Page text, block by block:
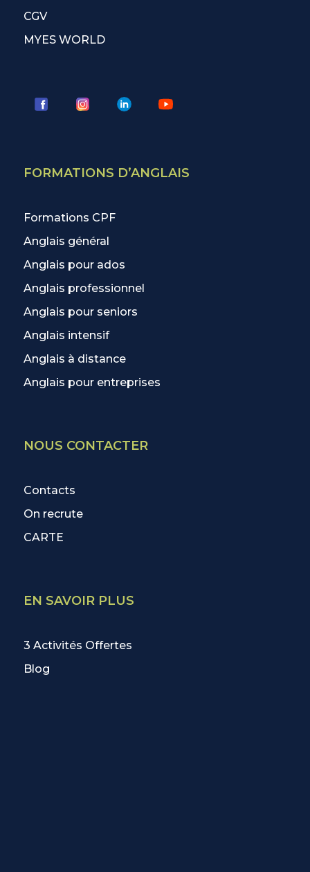
CGV
MYES WORLD
FORMATIONS D’ANGLAIS
Formations CPF
Anglais général
Anglais pour ados
Anglais professionnel
Anglais pour seniors
Anglais intensif
Anglais à distance
Anglais pour entreprises
NOUS CONTACTER
Contacts
On recrute
CARTE
EN SAVOIR PLUS
3 Activités Offertes
Blog